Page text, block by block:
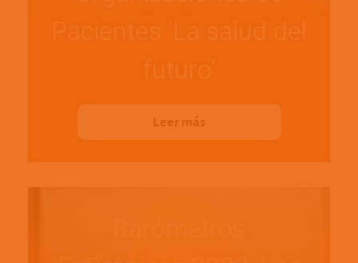
Pacientes ‘La salud del
futuro’
Leer más